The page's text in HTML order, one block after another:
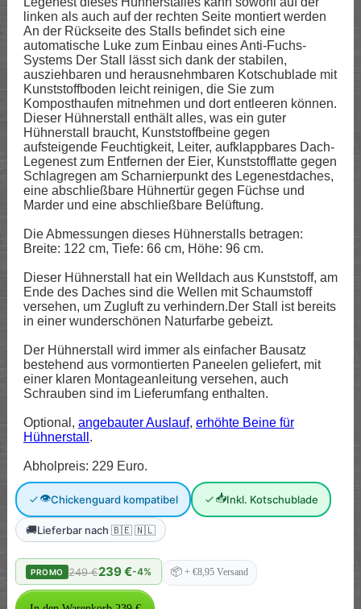
linken als auch auf der rechten Seite montiert werden
An der Rückseite des Stalls befindet sich eine
automatische Luke zum Einbau eines Anti-Fuchs-
Systems Der Stall lässt sich dank der stabilen,
ausziehbaren und herausnehmbaren Kotschublade mit
Kunststoffboden leicht reinigen, die Sie zum
Komposthaufen mitnehmen und dort entleeren können.
Dieser Hühnerstall enthält alles, was ein guter
Hühnerstall braucht, Kunststoffbeine gegen
aufsteigende Feuchtigkeit, Leiter, aufklappbares Dach-
Legenest zum Entfernen der Eier, Kunststofflatte gegen
Schlagregen am Scharnierpunkt des Legenestdaches,
eine abschließbare Hühnertür gegen Füchse und
Marder und eine abschließbare Belüftung.
Die Abmessungen dieses Hühnerstalls betragen:
Breite: 122 cm, Tiefe: 66 cm, Höhe: 96 cm.
Dieser Hühnerstall hat ein Welldach aus Kunststoff, am
Ende des Daches sind die Wellen mit Schaumstoff
versehen, um Zugluft zu verhindern.Der Stall ist bereits
in einer wunderschönen Naturfarbe gebeizt.
Der Hühnerstall wird immer als einfacher Bausatz
bestehend aus vormontierten Paneelen geliefert, mit
einer klaren Montageanleitung versehen, auch
Schrauben sind im Lieferumfang enthalten.
Optional, angebauter Auslauf, erhöhte Beine für
Hühnerstall .
Abholpreis: 229 Euro.
👁Chickenguard kompatibel 📥Inkl. Kotschublade
🚚Lieferbar nach 🇧🇪 🇳🇱
PROMO 249 €239 €-4% 📦+ €8,95 Versand